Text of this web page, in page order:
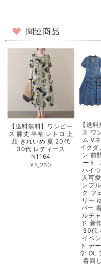
関連商品
【送料無料】ワンピー
ス 膝丈 半袖 レトロ 上
品 きれいめ 夏 20代
30代 レディース
N1164
¥5,260
【送
ス ワ
ム V
イクダ
ン 前
ート
ハイ
人可
ンプ
ク フ
リー
バー
ルチ
ド 新
30代
イベ
ト デ
学 OL
着回